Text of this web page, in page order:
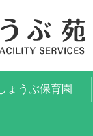
ょうぶ保育園